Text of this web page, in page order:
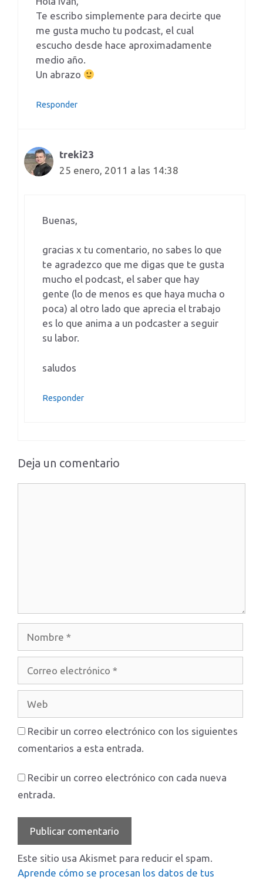
Te escribo simplemente para decirte que
me gusta mucho tu podcast, el cual
escucho desde hace aproximadamente
medio año.
Un abrazo
Responder
treki23
25 enero, 2011 a las 14:38
Buenas,
gracias x tu comentario, no sabes lo que
te agradezco que me digas que te gusta
mucho el podcast, el saber que hay
gente (lo de menos es que haya mucha o
poca) al otro lado que aprecia el trabajo
es lo que anima a un podcaster a seguir
su labor.
saludos
Responder
Deja un comentario
electrónico
Recibir un correo electrónico con los siguientes
comentarios a esta entrada.
Recibir un correo electrónico con cada nueva
entrada.
Este sitio usa Akismet para reducir el spam.
Aprende cómo se procesan los datos de tus